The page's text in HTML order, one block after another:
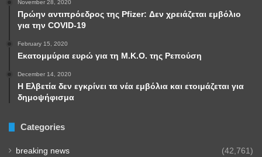
November 28, 2020
Πρώην αντιπρόεδρος της Pfizer: Δεν χρειάζεται εμβόλιο
για την COVID-19
February 15, 2020
Εκατομμύρια ευρώ για τη Μ.Κ.Ο. της Ρεπούση
December 14, 2020
Η Ελβετία δεν εγκρίνει τα νέα εμβόλια και ετοιμάζεται για
δημοψήφισμα
Categories
breaking news (42,761)